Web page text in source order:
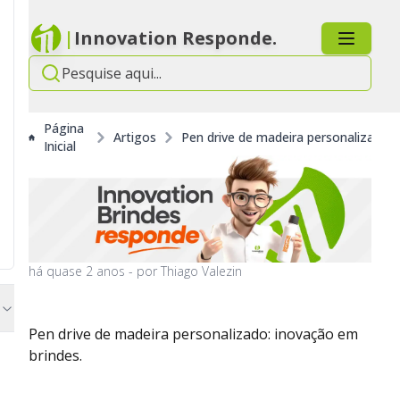
| Innovation Responde.
Página
Inicial
Artigos Pen drive de madeira personalizado:
há quase 2 anos - por Thiago Valezin
Pen drive de madeira personalizado: inovação em
brindes.